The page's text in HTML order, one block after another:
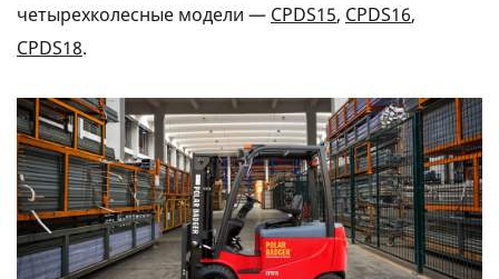
четырехколесные модели — CPDS15, CPDS16,
CPDS18.